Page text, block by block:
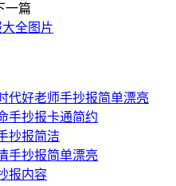
一篇
全图片
代好老师手抄报简单漂亮
手抄报卡通简约
抄报简洁
手抄报简单漂亮
报内容